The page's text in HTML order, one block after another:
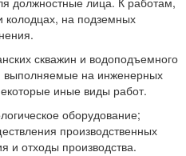
колодцах, на подземных
скважин и водоподъемного
выполняемые на инженерных
иные виды работ.
оборудование;
производственных
и отходы производства.